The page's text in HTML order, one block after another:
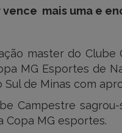
mais uma e
master do
MG Esportes de
Sul de Minas com
Campestre
Copa MG esportes.